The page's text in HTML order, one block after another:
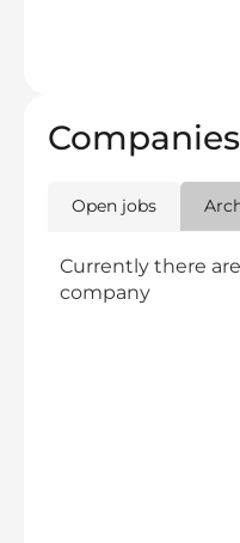
Open jobs
Currently there
company